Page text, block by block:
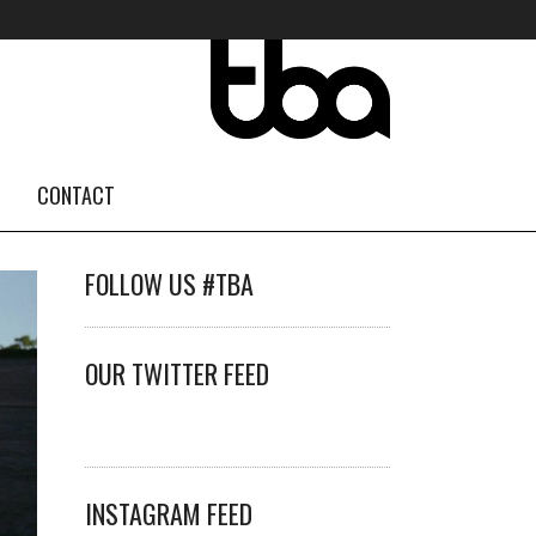
CONTACT
FOLLOW US #TBA
OUR TWITTER FEED
INSTAGRAM FEED